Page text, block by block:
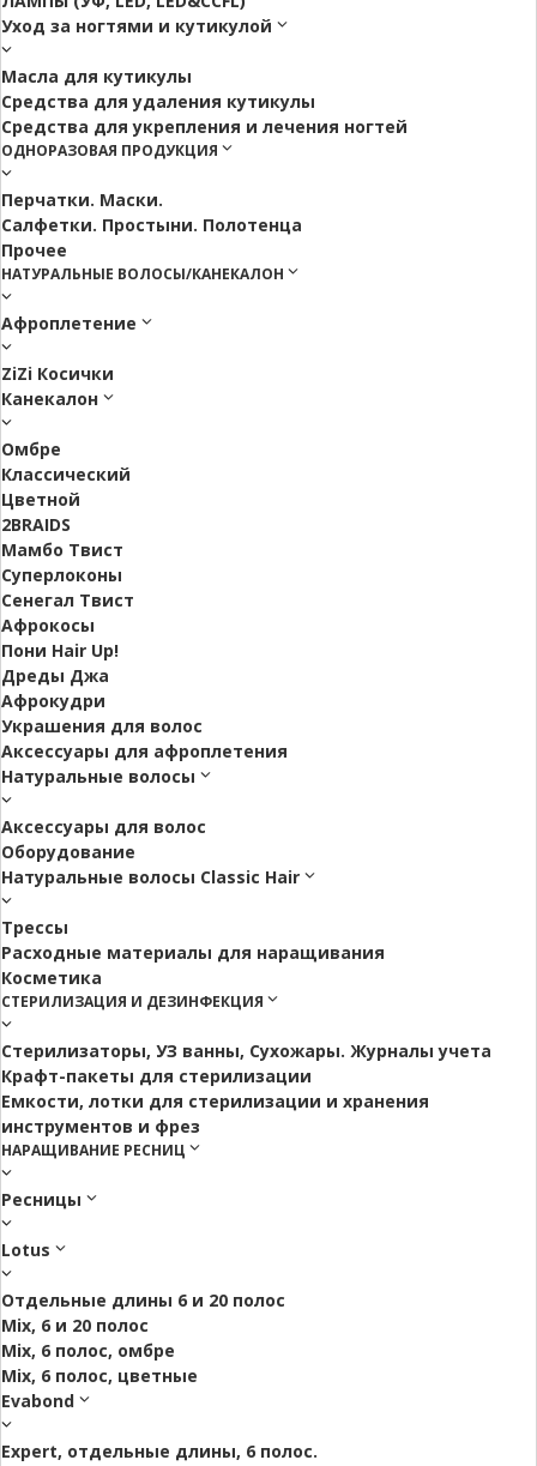
Уход за ногтями и кутикулой
Масла для кутикулы
Средства для удаления кутикулы
Средства для укрепления и лечения ногтей
ОДНОРАЗОВАЯ ПРОДУКЦИЯ
Перчатки. Маски.
Салфетки. Простыни. Полотенца
Прочее
НАТУРАЛЬНЫЕ ВОЛОСЫ/КАНЕКАЛОН
Афроплетение
ZiZi Косички
Канекалон
Омбре
Классический
Цветной
2BRAIDS
Мамбо Твист
Суперлоконы
Сенегал Твист
Афрокосы
Пони Hair Up!
Дреды Джа
Афрокудри
Украшения для волос
Аксессуары для афроплетения
Натуральные волосы
Аксессуары для волос
Оборудование
Натуральные волосы Classic Hair
Трессы
Расходные материалы для наращивания
Косметика
СТЕРИЛИЗАЦИЯ И ДЕЗИНФЕКЦИЯ
Стерилизаторы, УЗ ванны, Сухожары. Журналы учета
Крафт-пакеты для стерилизации
Емкости, лотки для стерилизации и хранения
инструментов и фрез
НАРАЩИВАНИЕ РЕСНИЦ
Ресницы
Lotus
Отдельные длины 6 и 20 полос
Mix, 6 и 20 полос
Mix, 6 полос, омбре
Mix, 6 полос, цветные
Evabond
Expert, отдельные длины, 6 полос.